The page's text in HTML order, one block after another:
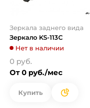
Зеркала заднего вида
Зеркало KS-113C
Нет в наличии
0 руб.
От 0 руб./мес
Купить